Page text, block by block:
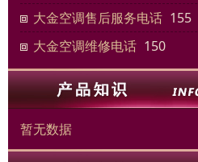
大金空调售后服务电话 155
大金空调维修电话 150
暂无数据